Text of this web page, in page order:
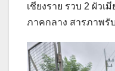
เชียงราย รวบ 2 ผัว
ภาคกลาง สารภาพรั